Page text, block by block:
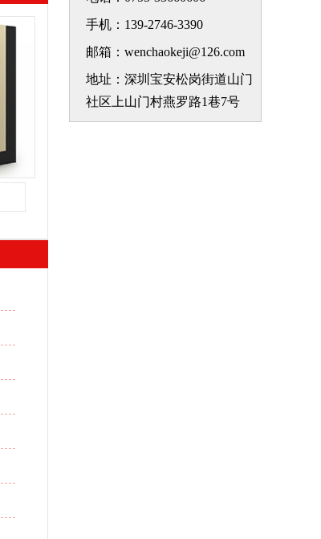
手机：139-2746-3390
邮箱：wenchaokeji@126.com
地址：深圳宝安松岗街道山门
社区上山门村燕罗路1巷7号